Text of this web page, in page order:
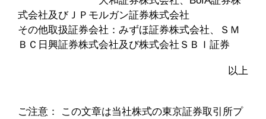
式会社及びＪＰモルガン証券株式会社
その他取扱証券会社：みずほ証券株式会社、ＳＭ
ＢＣ日興証券株式会社及び株式会社ＳＢＩ証券
以上
ご注意： この文章は当社株式の東京証券取引所プ